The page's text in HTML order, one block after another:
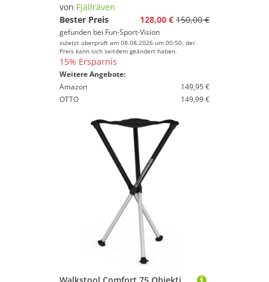
Wildkameras
Zielstöcke & Sitzstöcke
Geschlecht
von Fjällräven
Bester Preis
128,00 € 150,00 €
gefunden bei Fun-Sport-Vision
zuletzt überprüft am 08.08.2026 um 00:50; der
Preis kann sich seitdem geändert haben.
15% Ersparnis
Weitere Angebote:
Amazon
149,95 €
OTTO
149,99 €